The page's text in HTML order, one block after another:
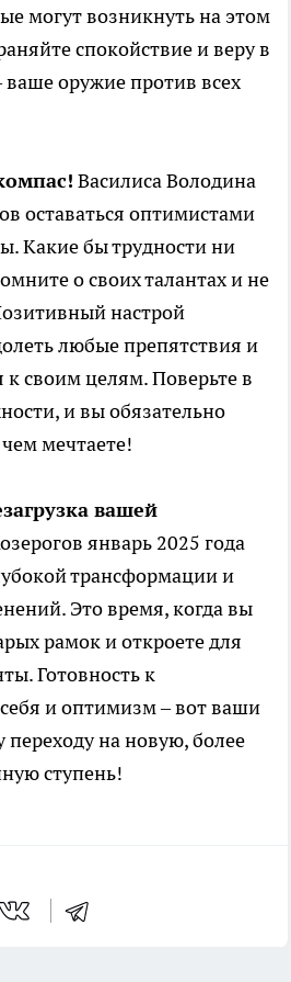
могут возникнуть на этом
спокойствие и веру в
ваше оружие против всех
Василиса Володина
оставаться оптимистами
Какие бы трудности ни
о своих талантах и не
настрой
любые препятствия и
к своим целям. Поверьте в
и вы обязательно
чем мечтаете!
вашей
январь 2025 года
трансформации и
Это время, когда вы
рамок и откроете для
Готовность к
и оптимизм – вот ваши
на новую, более
ступень!